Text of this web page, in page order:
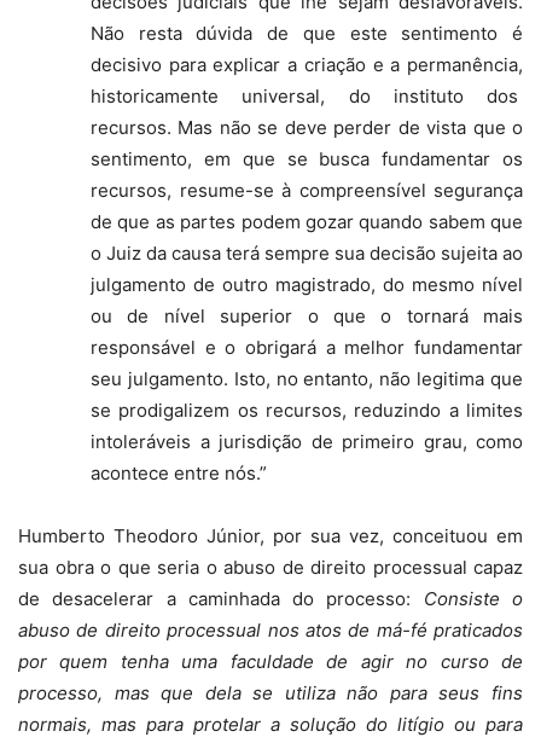
Não resta dúvida de que este sentimento é
decisivo para explicar a criação e a permanência,
historicamente universal, do instituto dos
recursos. Mas não se deve perder de vista que o
sentimento, em que se busca fundamentar os
recursos, resume-se à compreensível segurança
de que as partes podem gozar quando sabem que
o Juiz da causa terá sempre sua decisão sujeita ao
julgamento de outro magistrado, do mesmo nível
ou de nível superior o que o tornará mais
responsável e o obrigará a melhor fundamentar
seu julgamento. Isto, no entanto, não legitima que
se prodigalizem os recursos, reduzindo a limites
intoleráveis a jurisdição de primeiro grau, como
acontece entre nós.”
Humberto Theodoro Júnior, por sua vez, conceituou em
sua obra o que seria o abuso de direito processual capaz
de desacelerar a caminhada do processo: Consiste o
abuso de direito processual nos atos de má-fé praticados
por quem tenha uma faculdade de agir no curso de
processo, mas que dela se utiliza não para seus fins
normais, mas para protelar a solução do litígio ou para